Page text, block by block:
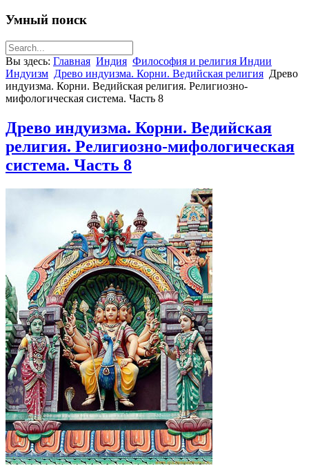
Умный поиск
Вы здесь: Главная Индия Философия и религия Индии
Индуизм Древо индуизма. Корни. Ведийская религия Древо
индуизма. Корни. Ведийская религия. Религиозно-
мифологическая система. Часть 8
Древо индуизма. Корни. Ведийская
религия. Религиозно-мифологическая
система. Часть 8